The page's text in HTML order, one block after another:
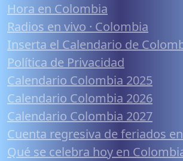
Hora en Colombia
Radios en vivo · Colombia
Inserta el Calendario de
Política de Privacidad
Calendario Colombia 2025
Calendario Colombia 2026
Calendario Colombia 2027
Cuenta regresiva de feriados
Qué se celebra hoy en